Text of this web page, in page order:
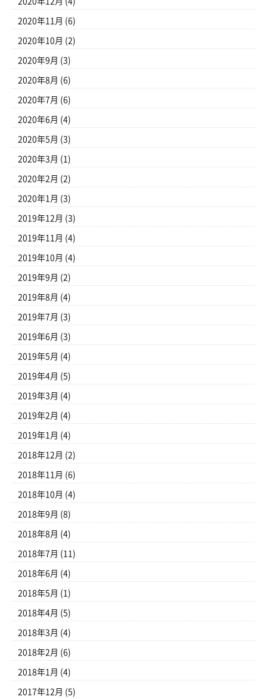
2020年11月 (6)
2020年10月 (2)
2020年9月 (3)
2020年8月 (6)
2020年7月 (6)
2020年6月 (4)
2020年5月 (3)
2020年3月 (1)
2020年2月 (2)
2020年1月 (3)
2019年12月 (3)
2019年11月 (4)
2019年10月 (4)
2019年9月 (2)
2019年8月 (4)
2019年7月 (3)
2019年6月 (3)
2019年5月 (4)
2019年4月 (5)
2019年3月 (4)
2019年2月 (4)
2019年1月 (4)
2018年12月 (2)
2018年11月 (6)
2018年10月 (4)
2018年9月 (8)
2018年8月 (4)
2018年7月 (11)
2018年6月 (4)
2018年5月 (1)
2018年4月 (5)
2018年3月 (4)
2018年2月 (6)
2018年1月 (4)
2017年12月 (5)